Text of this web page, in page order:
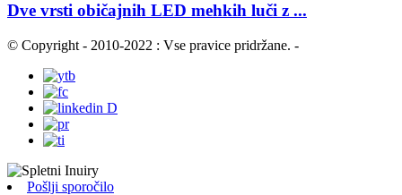
Dve vrsti običajnih LED mehkih luči z ...
© Copyright - 2010-2022 : Vse pravice pridržane. -
Pošlji sporočilo